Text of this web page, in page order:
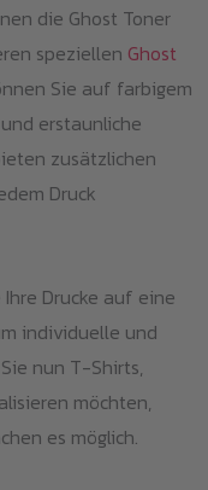
die Ghost Toner
speziellen Ghost
Sie auf farbigem
erstaunliche
zusätzlichen
Druck
Drucke auf eine
individuelle und
nun T-Shirts,
möchten,
es möglich.